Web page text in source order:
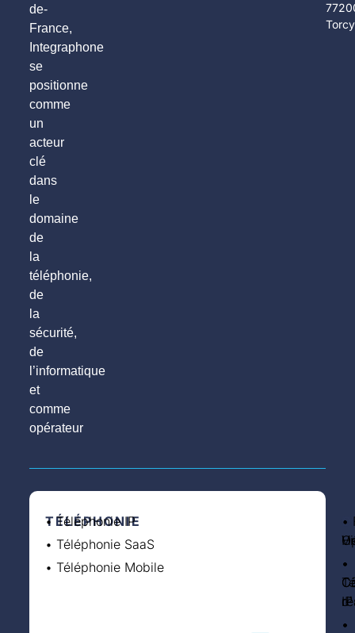
de-
France,
Integraphone
se
positionne
comme
un
acteur
clé
dans
le
domaine
de
la
téléphonie,
de
la
sécurité,
de
l’informatique
et
comme
opérateur
Torcy
TÉLÉPHONIE
• Téléphonie IP
• Téléphonie SaaS
• Téléphonie Mobile
•
•
•
•
•
•
•
•
•